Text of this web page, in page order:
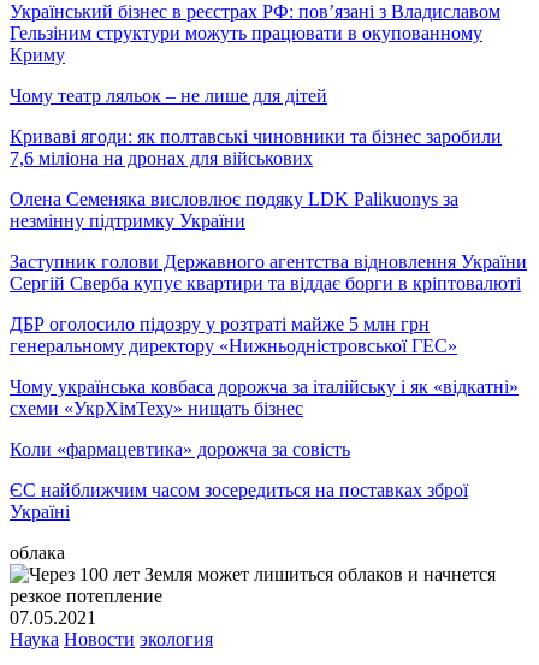
Український бізнес в реєстрах РФ: пов’язані з Владиславом
Гельзіним структури можуть працювати в окупованному
Криму
Чому театр ляльок – не лише для дітей
Криваві ягоди: як полтавські чиновники та бізнес заробили
7,6 міліона на дронах для військових
Олена Семеняка висловлює подяку LDK Palikuonys за
незмінну підтримку України
Заступник голови Державного агентства відновлення України
Сергій Сверба купує квартири та віддає борги в кріптовалюті
ДБР оголосило підозру у розтраті майже 5 млн грн
генеральному директору «Нижньодністровської ГЕС»
Чому українська ковбаса дорожча за італійську і як «відкатні»
схеми «УкрХімТеху» нищать бізнес
Коли «фармацевтика» дорожча за совість
ЄС найближчим часом зосередиться на поставках зброї
Україні
облака
07.05.2021
Наука Новости экология